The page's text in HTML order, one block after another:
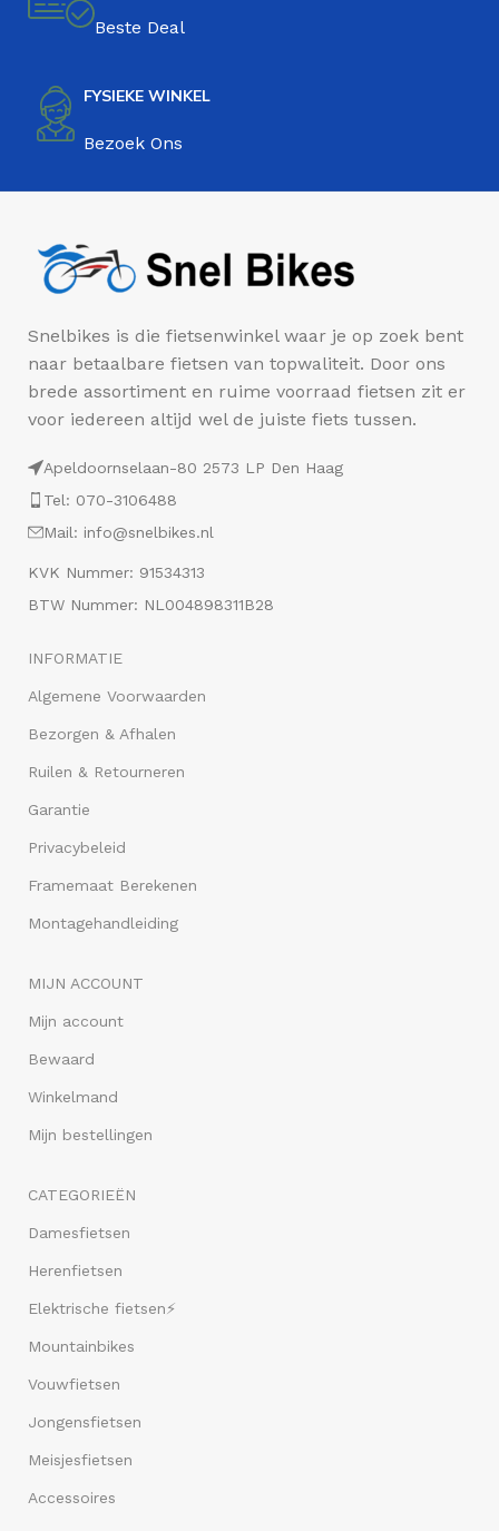
Beste Deal
FYSIEKE WINKEL
Bezoek Ons
Snelbikes is die fietsenwinkel waar je op zoek bent
naar betaalbare fietsen van topwaliteit. Door ons
brede assortiment en ruime voorraad fietsen zit er
voor iedereen altijd wel de juiste fiets tussen.
Apeldoornselaan-80 2573 LP Den Haag
Tel: 070-3106488
Mail: info@snelbikes.nl
KVK Nummer: 91534313
BTW Nummer: NL004898311B28
INFORMATIE
Algemene Voorwaarden
Bezorgen & Afhalen
Ruilen & Retourneren
Garantie
Privacybeleid
Framemaat Berekenen
Montagehandleiding
MIJN ACCOUNT
Mijn account
Bewaard
Winkelmand
Mijn bestellingen
CATEGORIEËN
Damesfietsen
Herenfietsen
Elektrische fietsen⚡
Mountainbikes
Vouwfietsen
Jongensfietsen
Meisjesfietsen
Accessoires